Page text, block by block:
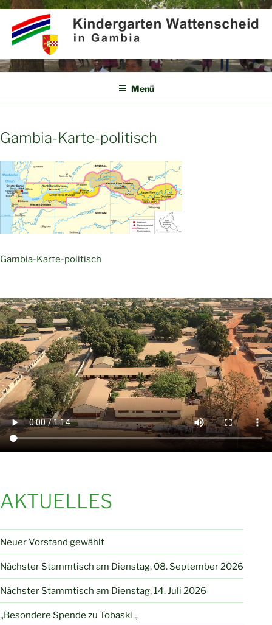
Zum
Inhalt
springen
KINDERGARTEN
WATTENSCHEID IN GAMBIA
Partner für Afrika e.V.
Menü
Gambia-Karte-politisch
Gambia-Karte-politisch
AKTUELLES
Neuer Vorstand gewählt
Nächster Stammtisch am Dienstag, 08. September 2026
Nächster Stammtisch am Dienstag, 14. Juli 2026
„Besondere Spende zu Tobaski „